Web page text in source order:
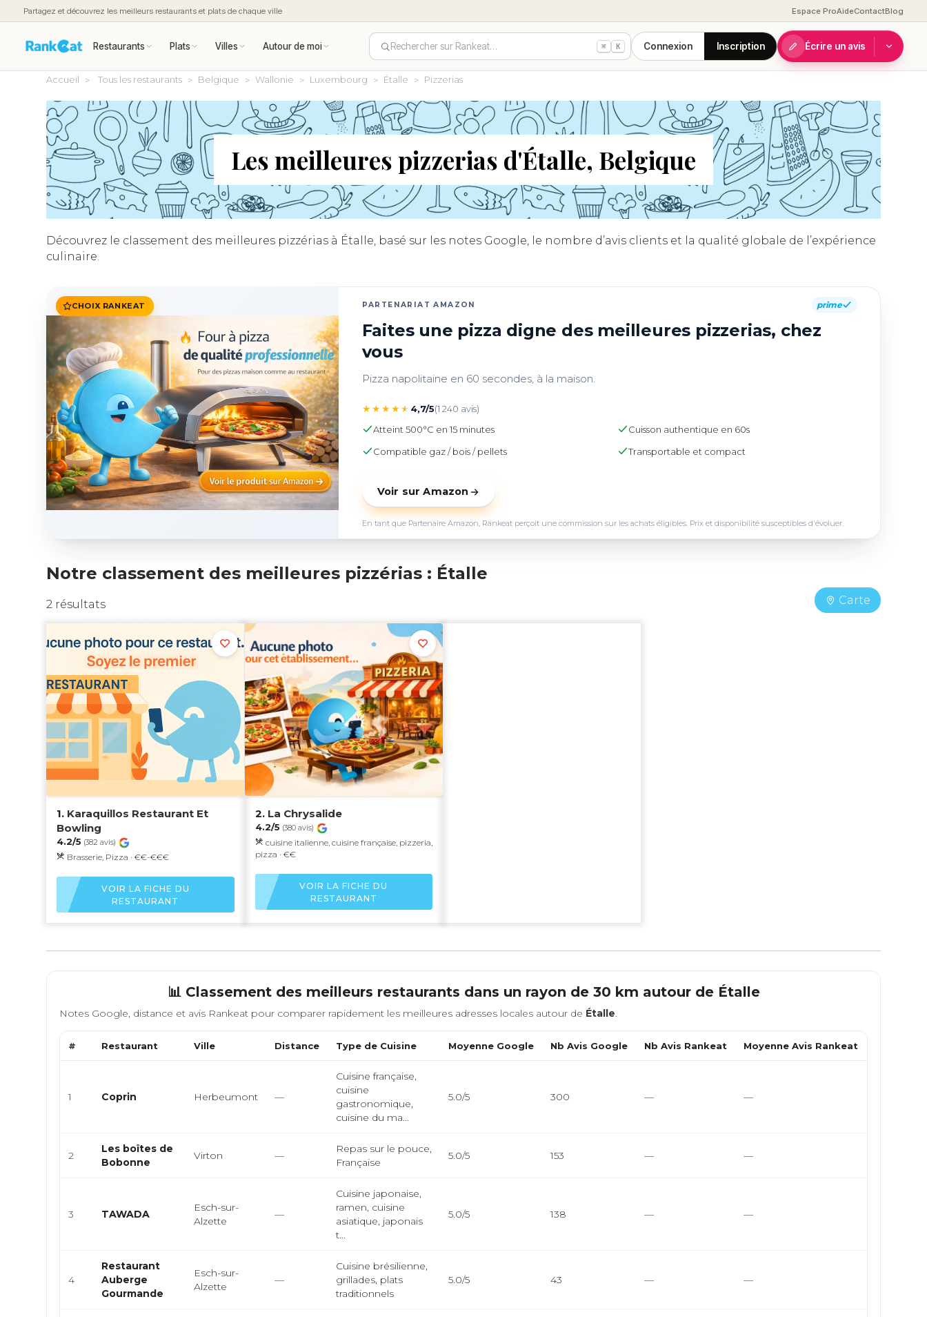
Partagez et découvrez les meilleurs restaurants et plats de chaque ville Espace ProAideContactBlog
Restaurants Plats Villes Autour de moi Rechercher sur Rankeat… ⌘ K Connexion Inscription Écrire un avis
Accueil Tous les restaurants Belgique Wallonie Luxembourg Étalle Pizzerias
Les meilleures pizzerias d'Étalle, Belgique
Découvrez le classement des meilleures pizzérias à Étalle, basé sur les notes Google, le nombre d’avis clients et la qualité globale de l’expérience
culinaire.
CHOIX RANKEAT PARTENARIAT AMAZON prime
Faites une pizza digne des meilleures pizzerias, chez
vous
Pizza napolitaine en 60 secondes, à la maison.
★★★★★ 4,7/5(1 240 avis)
Atteint 500°C en 15 minutes
Cuisson authentique en 60s
Compatible gaz / bois / pellets
Transportable et compact
Voir sur Amazon
En tant que Partenaire Amazon, Rankeat perçoit une commission sur les achats éligibles. Prix et disponibilité susceptibles d'évoluer.
Notre classement des meilleures pizzérias : Étalle
2 résultats Carte
1. Karaquillos Restaurant Et
Bowling
4.2/5 (382 avis)
Brasserie, Pizza · €€-€€€
VOIR LA FICHE DU
RESTAURANT
2. La Chrysalide
4.2/5 (380 avis)
cuisine italienne, cuisine française, pizzeria,
pizza · €€
VOIR LA FICHE DU
RESTAURANT
📊 Classement des meilleurs restaurants dans un rayon de 30 km autour de Étalle
Notes Google, distance et avis Rankeat pour comparer rapidement les meilleures adresses locales autour de Étalle.
# Restaurant Ville Distance Type de Cuisine Moyenne Google Nb Avis Google Nb Avis Rankeat Moyenne Avis Rankeat
1 Coprin Herbeumont —
Cuisine française,
cuisine
gastronomique,
cuisine du ma...
5.0/5 300 — —
2
Les boîtes de
Bobonne
Virton —
Repas sur le pouce,
Française
5.0/5 153 — —
3 TAWADA
Esch-sur-
Alzette
—
Cuisine japonaise,
ramen, cuisine
asiatique, japonais
t...
5.0/5 138 — —
4
Restaurant
Auberge
Gourmande
Esch-sur-
Alzette
—
Cuisine brésilienne,
grillades, plats
traditionnels
5.0/5 43 — —